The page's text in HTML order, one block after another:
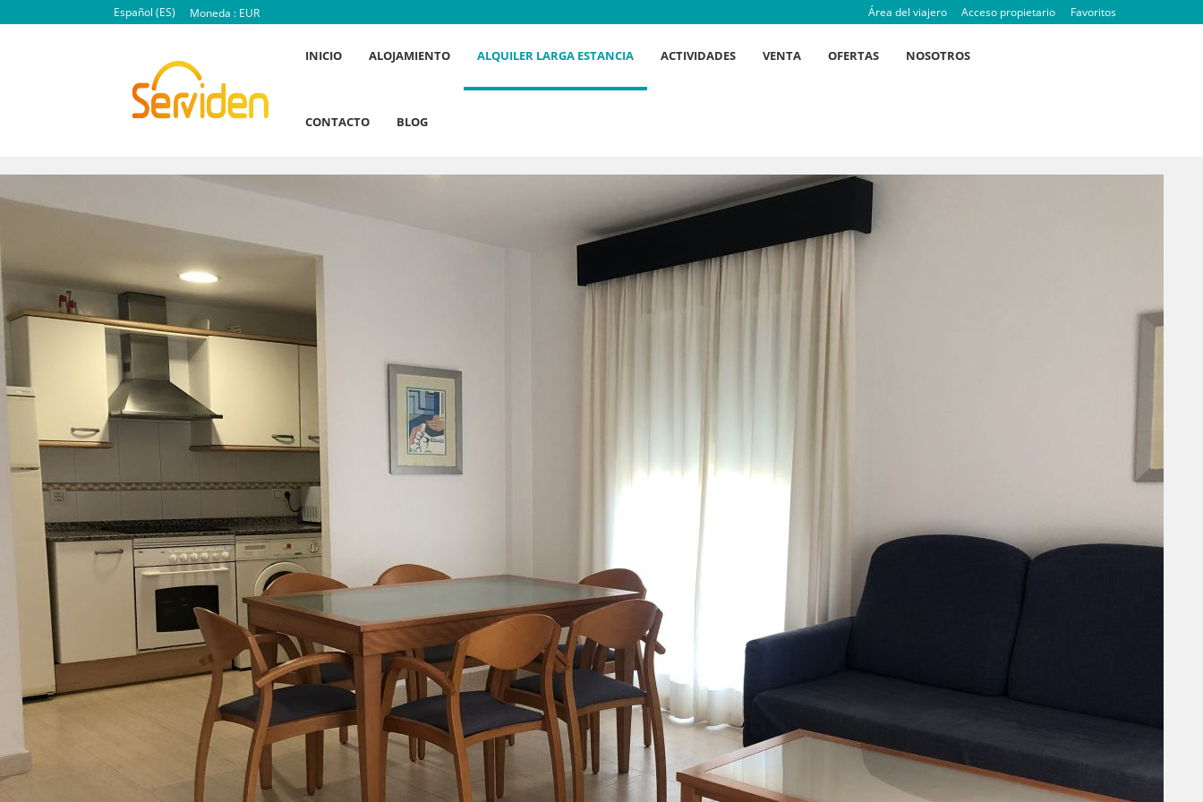
Español (ES) Moneda : EUR Favoritos
Acceso propietario
Área del viajero
INICIO ALOJAMIENTO ALQUILER LARGA ESTANCIA ACTIVIDADES VENTA OFERTAS NOSOTROS
CONTACTO BLOG